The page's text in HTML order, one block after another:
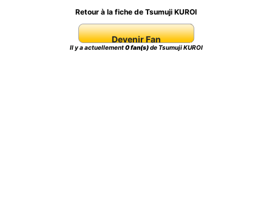
Retour à la fiche de Tsumuji KUROI
Devenir Fan
Il y a actuellement0 fan(s)de Tsumuji KUROI